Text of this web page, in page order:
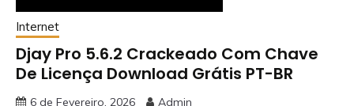
Internet
Djay Pro 5.6.2 Crackeado Com Chave
De Licença Download Grátis PT-BR
6 de Fevereiro, 2026 Admin